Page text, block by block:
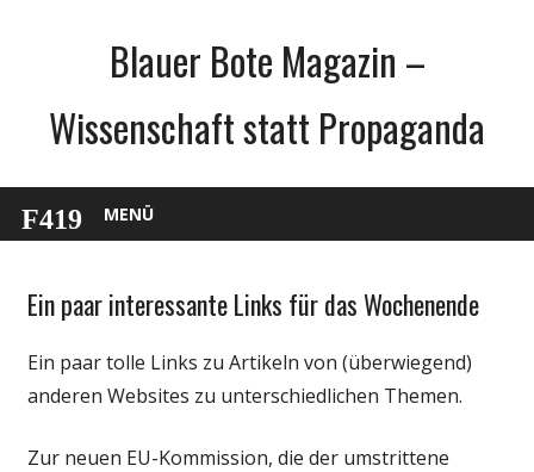
Blauer Bote Magazin –
Wissenschaft statt Propaganda
MENÜ
Gesellschaft
Politik
Unterhaltung
Ein paar interessante Links für das Wochenende
Ein paar tolle Links zu Artikeln von (überwiegend)
anderen Websites zu unterschiedlichen Themen.
Zur neuen EU-Kommission, die der umstrittene